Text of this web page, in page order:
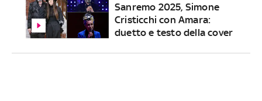
Sanremo 2025, Simone
Cristicchi con Amara:
duetto e testo della cover